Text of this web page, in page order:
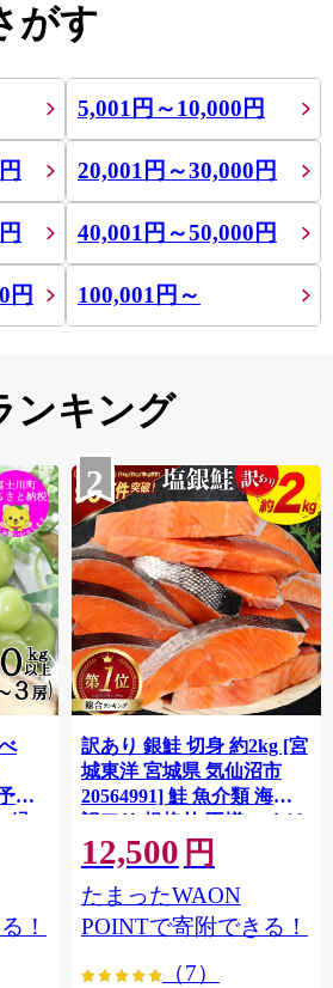
がす
5,001円～10,000円
20,001円～30,000円
40,001円～50,000円
円 100,001円～
ンキング
の
ッ
３
果
ス
士
！
2
訳あり 銀鮭 切身 約2kg [宮
城東洋 宮城県 気仙沼市
20564991] 鮭 魚介類 海鮮
訳アリ 規格外 不揃い さけ
サケ 鮭切身 シャケ 切り身
冷凍 家庭用 おかず 弁当 支
援 サーモン 銀鮭切り身 魚
わけあり
12,500 円
たまったWAON
POINTで寄附できる！
（7）